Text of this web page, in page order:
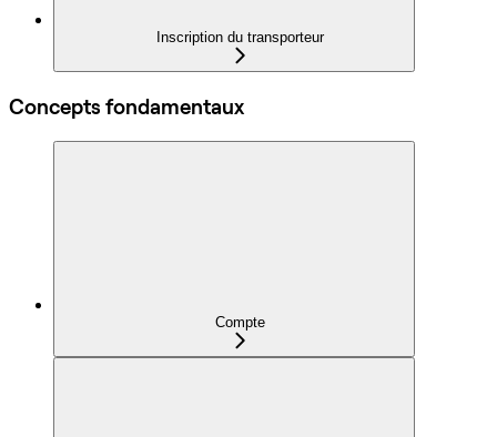
Inscription du transporteur
Concepts fondamentaux
Compte